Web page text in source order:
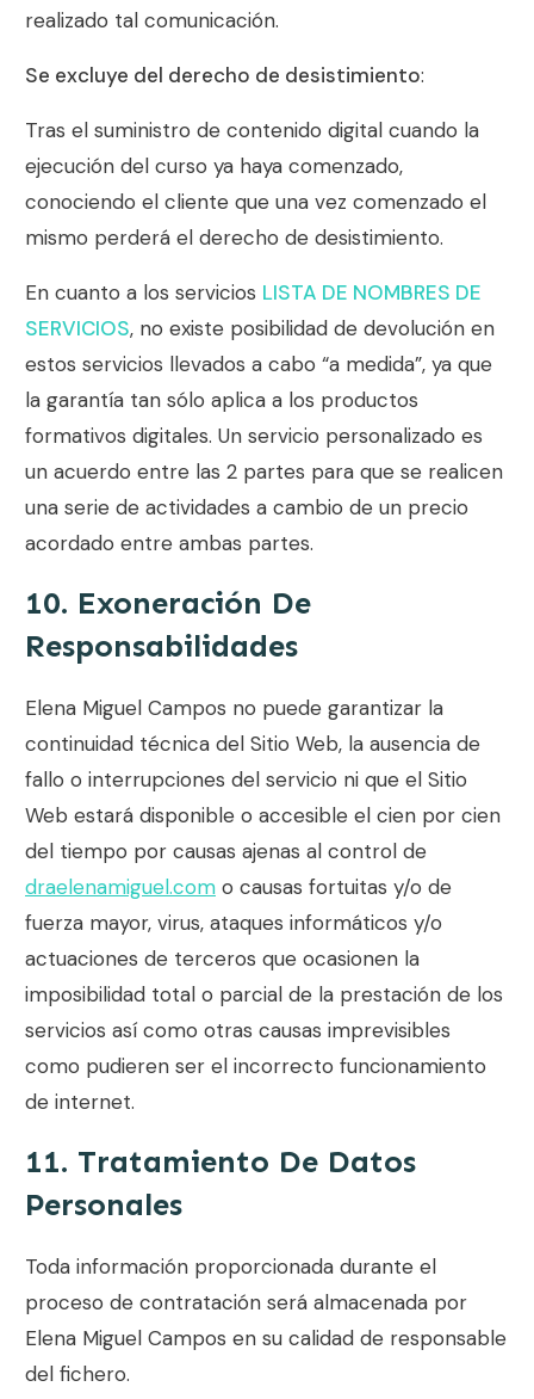
realizado tal comunicación.
Se excluye del derecho de desistimiento:
Tras el suministro de contenido digital cuando la
ejecución del curso ya haya comenzado,
conociendo el cliente que una vez comenzado el
mismo perderá el derecho de desistimiento.
En cuanto a los servicios LISTA DE NOMBRES DE
SERVICIOS, no existe posibilidad de devolución en
estos servicios llevados a cabo “a medida”, ya que
la garantía tan sólo aplica a los productos
formativos digitales. Un servicio personalizado es
un acuerdo entre las 2 partes para que se realicen
una serie de actividades a cambio de un precio
acordado entre ambas partes.
10. Exoneración De
Responsabilidades
Elena Miguel Campos no puede garantizar la
continuidad técnica del Sitio Web, la ausencia de
fallo o interrupciones del servicio ni que el Sitio
Web estará disponible o accesible el cien por cien
del tiempo por causas ajenas al control de
draelenamiguel.com o causas fortuitas y/o de
fuerza mayor, virus, ataques informáticos y/o
actuaciones de terceros que ocasionen la
imposibilidad total o parcial de la prestación de los
servicios así como otras causas imprevisibles
como pudieren ser el incorrecto funcionamiento
de internet.
11. Tratamiento De Datos
Personales
Toda información proporcionada durante el
proceso de contratación será almacenada por
Elena Miguel Campos en su calidad de responsable
del fichero.